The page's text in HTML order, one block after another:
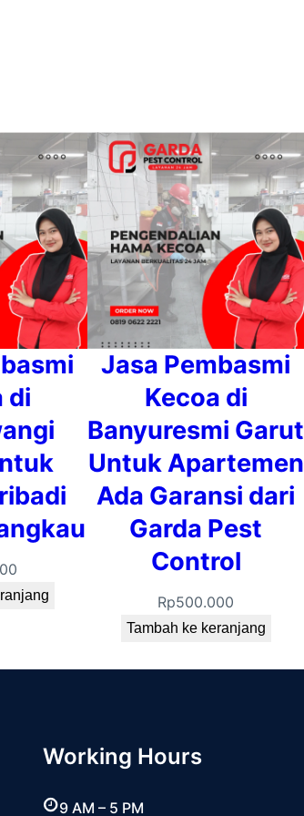
di
Jasa Pembasmi
Kecoa di
Banyuresmi Garut
Untuk Apartemen
Ada Garansi dari
Garda Pest
Control
Rp500.000
Tambah ke keranjang
Working Hours
9 AM – 5 PM